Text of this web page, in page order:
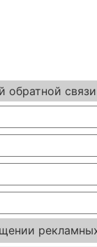
обратной связи